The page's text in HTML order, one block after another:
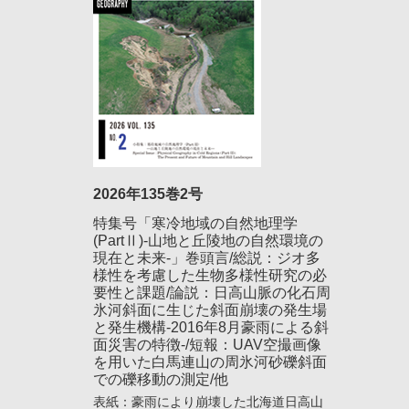
2026年135巻2号
特集号「寒冷地域の自然地理学
(PartⅡ)-山地と丘陵地の自然環境の
現在と未来-」巻頭言/総説：ジオ多
様性を考慮した生物多様性研究の必
要性と課題/論説：日高山脈の化石周
氷河斜面に生じた斜面崩壊の発生場
と発生機構-2016年8月豪雨による斜
面災害の特徴-/短報：UAV空撮画像
を用いた白馬連山の周氷河砂礫斜面
での礫移動の測定/他
表紙：豪雨により崩壊した北海道日高山